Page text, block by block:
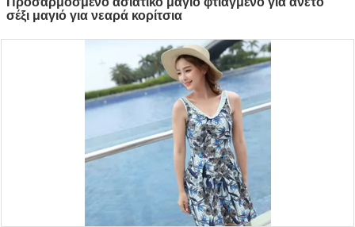
σέξι μαγιό για νεαρά κορίτσια